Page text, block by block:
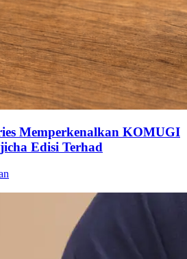
Memperkenalkan KOMUGI
Edisi Terhad